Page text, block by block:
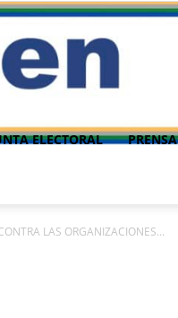
ELECTORAL PRENSA
LAS ORGANIZACIONES...